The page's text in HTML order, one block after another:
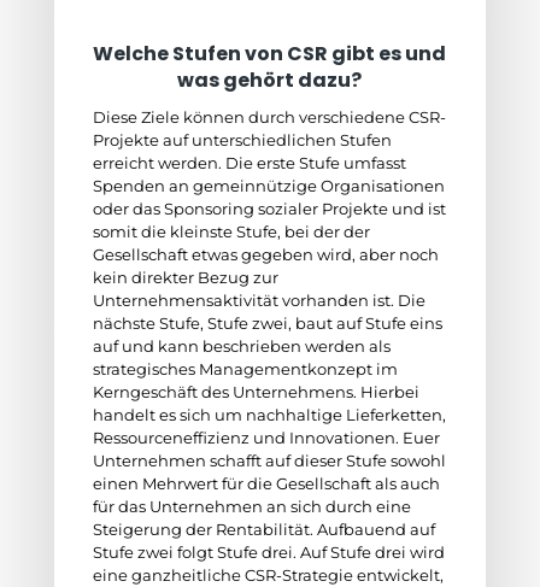
Welche Stufen von CSR gibt es und
was gehört dazu?
Diese Ziele können durch verschiedene CSR-
Projekte auf unterschiedlichen Stufen
erreicht werden. Die erste Stufe umfasst
Spenden an gemeinnützige Organisationen
oder das Sponsoring sozialer Projekte und ist
somit die kleinste Stufe, bei der der
Gesellschaft etwas gegeben wird, aber noch
kein direkter Bezug zur
Unternehmensaktivität vorhanden ist. Die
nächste Stufe, Stufe zwei, baut auf Stufe eins
auf und kann beschrieben werden als
strategisches Managementkonzept im
Kerngeschäft des Unternehmens. Hierbei
handelt es sich um nachhaltige Lieferketten,
Ressourceneffizienz und Innovationen. Euer
Unternehmen schafft auf dieser Stufe sowohl
einen Mehrwert für die Gesellschaft als auch
für das Unternehmen an sich durch eine
Steigerung der Rentabilität. Aufbauend auf
Stufe zwei folgt Stufe drei. Auf Stufe drei wird
eine ganzheitliche CSR-Strategie entwickelt,